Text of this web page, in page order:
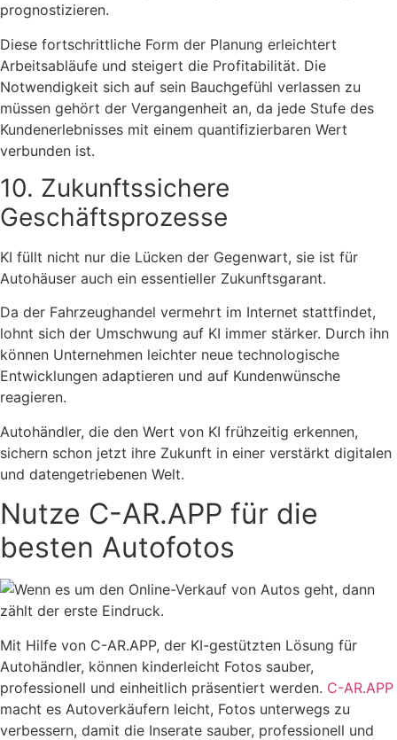
prognostizieren.
Diese fortschrittliche Form der Planung erleichtert
Arbeitsabläufe und steigert die Profitabilität. Die
Notwendigkeit sich auf sein Bauchgefühl verlassen zu
müssen gehört der Vergangenheit an, da jede Stufe des
Kundenerlebnisses mit einem quantifizierbaren Wert
verbunden ist.
10. Zukunftssichere
Geschäftsprozesse
KI füllt nicht nur die Lücken der Gegenwart, sie ist für
Autohäuser auch ein essentieller Zukunftsgarant.
Da der Fahrzeughandel vermehrt im Internet stattfindet,
lohnt sich der Umschwung auf KI immer stärker. Durch ihn
können Unternehmen leichter neue technologische
Entwicklungen adaptieren und auf Kundenwünsche
reagieren.
Autohändler, die den Wert von KI frühzeitig erkennen,
sichern schon jetzt ihre Zukunft in einer verstärkt digitalen
und datengetriebenen Welt.
Nutze C-AR.APP für die
besten Autofotos
Mit Hilfe von C-AR.APP, der KI-gestützten Lösung für
Autohändler, können kinderleicht Fotos sauber,
professionell und einheitlich präsentiert werden. C-AR.APP
macht es Autoverkäufern leicht, Fotos unterwegs zu
verbessern, damit die Inserate sauber, professionell und